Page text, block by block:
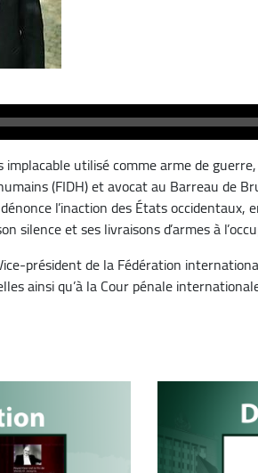
utilisé comme arme de
(FIDH) et avocat au Barreau de
l’inaction des États occidentaux,
silence et ses livraisons d’armes à
président de la Fédération
ainsi qu’à la Cour pénale